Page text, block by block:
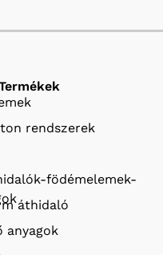
rendszerek
födémelemek-
áthidaló
anyagok